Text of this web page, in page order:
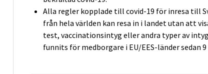
Alla regler kopplade till covid-19 för inresa till
från hela världen kan resa in i landet utan att
test, vaccinationsintyg eller andra typer av
funnits för medborgare i EU/EES-länder sedan